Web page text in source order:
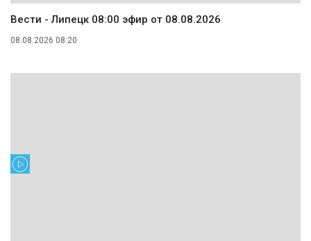
Вести - Липецк 08:00 эфир от 08.08.2026
08.08.2026 08:20